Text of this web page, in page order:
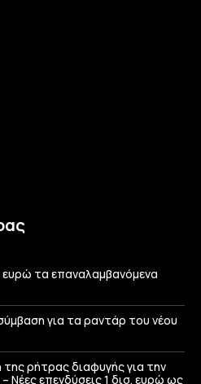
τα επαναλαμβανόμενα
για τα ραντάρ του νέου
της ρήτρας διαφυγής για την
Νέες επενδύσεις 1 δισ. ευρώ ως